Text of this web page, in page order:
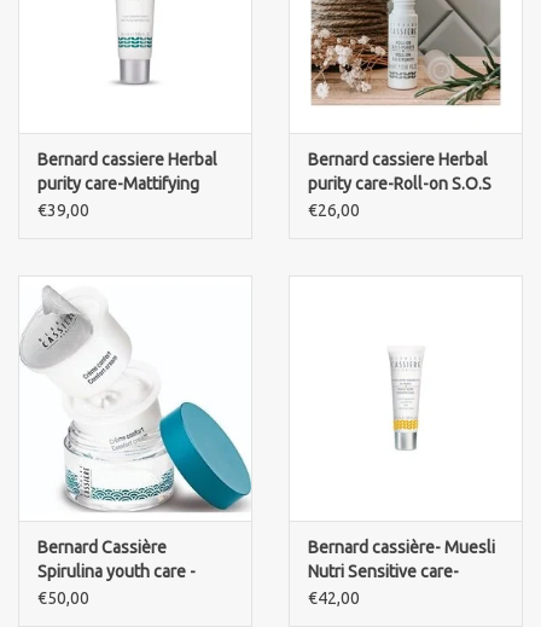
Bernard cassiere Herbal
purity care-Mattifying
hydrating fluid
€39,00
Bernard cassiere Herbal
purity care-Roll-on S.O.S
purity
€26,00
Bernard Cassière
Spirulina youth care -
REFILL- confort cream
€50,00
Bernard cassière- Muesli
Nutri Sensitive care-
Crème apaisante
€42,00